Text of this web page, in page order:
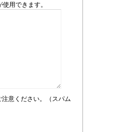
使用できます。
意ください。（スパム